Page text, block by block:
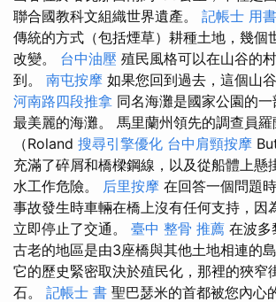
聯合國教科文組織世界遺產。 記帳士 用
傳統的方式（包括煙草）耕種土地，幾個
改變。 台中油壓 殖民風格可以在山谷的
到。 南屯按摩 如果您回到過去，這個山
河南路四段推拿 同名海灘是國家公園的
最美麗的海灘。 馬里蘭州領先的調查員羅
（Roland 搜尋引擎優化 台中肩頸按摩
充滿了碎屑和橋樑鋼線，以及從船體上懸
水工作危險。 后里按摩 在回答一個問題
事故發生時車輛在橋上沒有任何支持，因
立即停止了交通。 臺中 整骨 推薦 在波多
古老的地區是由3座橋與其他土地相連的
它的歷史緊密取決於殖民化，那裡的狹窄
石。 記帳士 書 聖巴瑟米的首都被您內心